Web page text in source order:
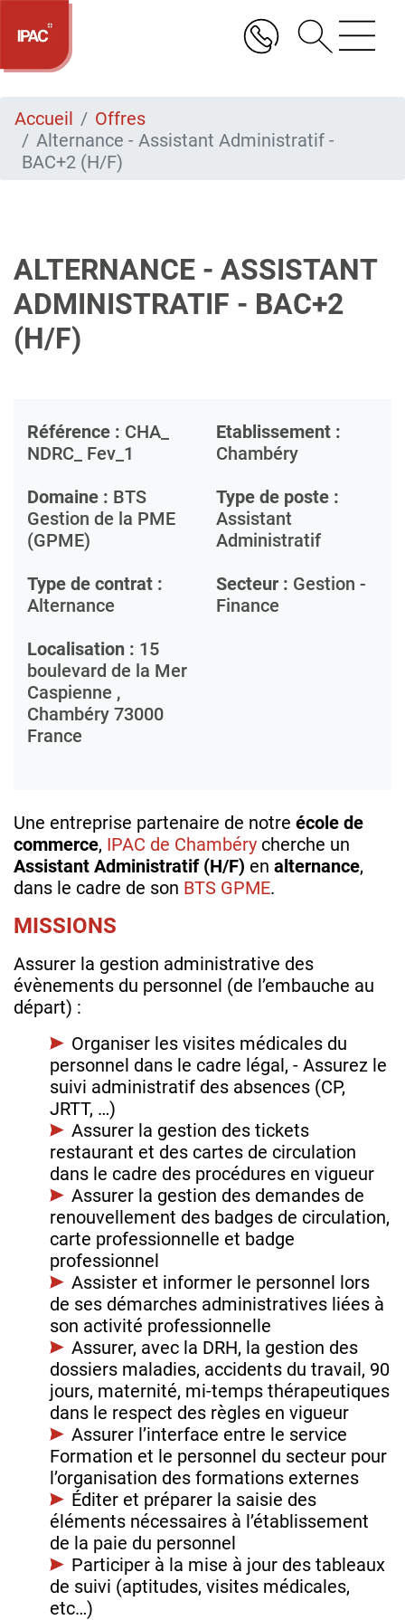
Aller
contenu
Accueil
Offres
Alternance - Assistant Administratif -
BAC+2 (H/F)
ALTERNANCE - ASSISTANT
ADMINISTRATIF - BAC+2
(H/F)
Référence : CHA_
NDRC_ Fev_1
Etablissement :
Chambéry
Domaine : BTS
Gestion de la PME
(GPME)
Type de poste :
Assistant
Administratif
Type de contrat :
Alternance
Secteur : Gestion -
Finance
Localisation : 15
boulevard de la Mer
Caspienne ,
Chambéry 73000
France
Une entreprise partenaire de notre école de
commerce, IPAC de Chambéry cherche un
Assistant Administratif (H/F) en alternance,
dans le cadre de son BTS GPME.
MISSIONS
Assurer la gestion administrative des
évènements du personnel (de l’embauche au
départ) :
Organiser les visites médicales du
personnel dans le cadre légal, - Assurez le
suivi administratif des absences (CP,
JRTT, …)
Assurer la gestion des tickets
restaurant et des cartes de circulation
dans le cadre des procédures en vigueur
Assurer la gestion des demandes de
renouvellement des badges de circulation,
carte professionnelle et badge
professionnel
Assister et informer le personnel lors
de ses démarches administratives liées à
son activité professionnelle
Assurer, avec la DRH, la gestion des
dossiers maladies, accidents du travail, 90
jours, maternité, mi-temps thérapeutiques
dans le respect des règles en vigueur
Assurer l’interface entre le service
Formation et le personnel du secteur pour
l’organisation des formations externes
Éditer et préparer la saisie des
éléments nécessaires à l’établissement
de la paie du personnel
Participer à la mise à jour des tableaux
de suivi (aptitudes, visites médicales,
etc…)